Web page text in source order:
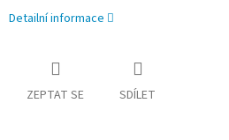
Detailní informace
ZEPTAT SE SDÍLET